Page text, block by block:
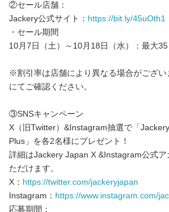
②セール店舗：
Jackery公式サイト： https://bit.ly/45uOth1
・セール期間
10月7日（土）～10月18日（水）：最大
※割引率は店舗により異なる場合がござ
にてご確認ください。
③SNSキャンペーン
X（旧Twitter）&Instagram抽選で「
Plus」を各2名様にプレゼント！
詳細はJackery Japan X &Instagram公式
ただけます。
X： https://twitter.com/jackeryjapan
Instagram： https://www.instagram.com/
応募期間：